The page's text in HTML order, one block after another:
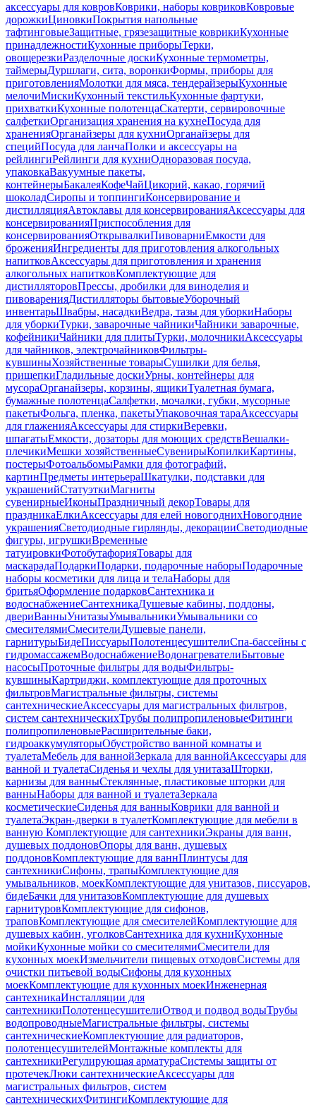
аксессуары для ковровКоврики, наборы ковриковКовровые
дорожкиЦиновкиПокрытия напольные
тафтинговыеЗащитные, грязезащитные коврикиКухонные
принадлежностиКухонные приборыТерки,
овощерезкиРазделочные доскиКухонные термометры,
таймерыДуршлаги, сита, воронкиФормы, приборы для
приготовленияМолотки для мяса, тендерайзерыКухонные
мелочиМискиКухонный текстильКухонные фартуки,
прихваткиКухонные полотенцаСкатерти, сервировочные
салфеткиОрганизация хранения на кухнеПосуда для
храненияОрганайзеры для кухниОрганайзеры для
специйПосуда для ланчаПолки и аксессуары на
рейлингиРейлинги для кухниОдноразовая посуда,
упаковкаВакуумные пакеты,
контейнерыБакалеяКофеЧайЦикорий, какао, горячий
шоколадСиропы и топпингиКонсервирование и
дистилляцияАвтоклавы для консервированияАксессуары для
консервированияПриспособления для
консервированияОткрывалкиПивоварниЕмкости для
броженияИнгредиенты для приготовления алкогольных
напитковАксессуары для приготовления и хранения
алкогольных напитковКомплектующие для
дистилляторовПрессы, дробилки для виноделия и
пивоваренияДистилляторы бытовыеУборочный
инвентарьШвабры, насадкиВедра, тазы для уборкиНаборы
для уборкиТурки, заварочные чайникиЧайники заварочные,
кофейникиЧайники для плитыТурки, молочникиАксессуары
для чайников, электрочайниковФильтры-
кувшиныХозяйственные товарыСушилки для белья,
прищепкиГладильные доскиУрны, контейнеры для
мусораОрганайзеры, корзины, ящикиТуалетная бумага,
бумажные полотенцаСалфетки, мочалки, губки, мусорные
пакетыФольга, пленка, пакетыУпаковочная тараАксессуары
для глаженияАксессуары для стиркиВеревки,
шпагатыЕмкости, дозаторы для моющих средствВешалки-
плечикиМешки хозяйственныеСувенирыКопилкиКартины,
постерыФотоальбомыРамки для фотографий,
картинПредметы интерьераШкатулки, подставки для
украшенийСтатуэткиМагниты
сувенирныеИконыПраздничный декорТовары для
праздникаЕлкиАксессуары для елей новогоднихНовогодние
украшенияСветодиодные гирлянды, декорацииСветодиодные
фигуры, игрушкиВременные
татуировкиФотобутафорияТовары для
маскарадаПодаркиПодарки, подарочные наборыПодарочные
наборы косметики для лица и телаНаборы для
бритьяОформление подарковСантехника и
водоснабжениеСантехникаДушевые кабины, поддоны,
двериВанныУнитазыУмывальникиУмывальники со
смесителямиСмесителиДушевые панели,
гарнитурыБидеПиссуарыПолотенцесушителиСпа-бассейны с
гидромассажемВодоснабжениеВодонагревателиБытовые
насосыПроточные фильтры для водыФильтры-
кувшиныКартриджи, комплектующие для проточных
фильтровМагистральные фильтры, системы
сантехническиеАксессуары для магистральных фильтров,
систем сантехническихТрубы полипропиленовыеФитинги
полипропиленовыеРасширительные баки,
гидроаккумуляторыОбустройство ванной комнаты и
туалетаМебель для ваннойЗеркала для ваннойАксессуары для
ванной и туалетаСиденья и чехлы для унитазаШторки,
карнизы для ванныСтеклянные, пластиковые шторки для
ванныНаборы для ванной и туалетаЗеркала
косметическиеСиденья для ванныКоврики для ванной и
туалетаЭкран-дверки в туалетКомплектующие для мебели в
ванную Комплектующие для сантехникиЭкраны для ванн,
душевых поддоновОпоры для ванн, душевых
поддоновКомплектующие для ваннПлинтусы для
сантехникиСифоны, трапыКомплектующие для
умывальников, моекКомплектующие для унитазов, писсуаров,
бидеБачки для унитазовКомплектующие для душевых
гарнитуровКомплектующие для сифонов,
траповКомплектующие для смесителейКомплектующие для
душевых кабин, уголковСантехника для кухниКухонные
мойкиКухонные мойки со смесителямиСмесители для
кухонных моекИзмельчители пищевых отходовСистемы для
очистки питьевой водыСифоны для кухонных
моекКомплектующие для кухонных моекИнженерная
сантехникаИнсталляции для
сантехникиПолотенцесушителиОтвод и подвод водыТрубы
водопроводныеМагистральные фильтры, системы
сантехническиеКомплектующие для радиаторов,
полотенцесушителейМонтажные комплекты для
сантехникиРегулирующая арматураСистемы защиты от
протечекЛюки сантехническиеАксессуары для
магистральных фильтров, систем
сантехническихФитингиКомплектующие для